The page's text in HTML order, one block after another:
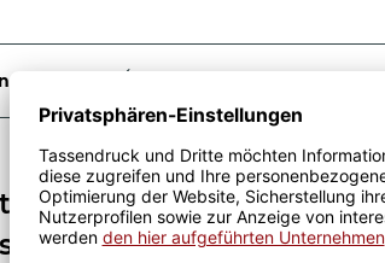
eine richtig coole